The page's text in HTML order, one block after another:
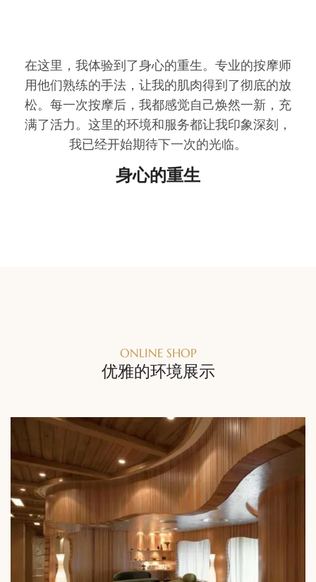
在这里，我体验到了身心的重生。专业的按摩师
用他们熟练的手法，让我的肌肉得到了彻底的放
松。每一次按摩后，我都感觉自己焕然一新，充
满了活力。这里的环境和服务都让我印象深刻，
我已经开始期待下一次的光临。
身心的重生
ONLINE SHOP
优雅的环境展示